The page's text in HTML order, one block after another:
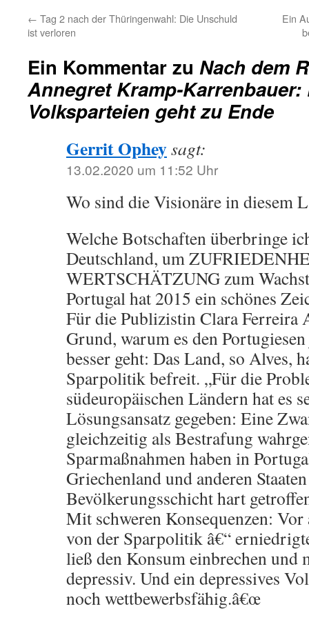
← Tag 2 nach der Thüringenwahl: Die Unschuld
ist verloren
Ein
Ein Kommentar zu Nach dem
Annegret Kramp-Karrenbauer:
Volksparteien geht zu Ende
Gerrit Opheysagt:
13.02.2020 um 11:52 Uhr
Wo sind die Visionäre in diesem
Welche Botschaften überbringe
Deutschland, um
WERTSCHÄTZUNG zum
Portugal hat 2015 ein schönes
Für die Publizistin Clara Ferreira
Grund, warum es den
besser geht: Das Land, so Alves,
Sparpolitik befreit. „Für die
südeuropäischen Ländern hat es
Lösungsansatz gegeben: Eine
gleichzeitig als Bestrafung
Sparmaßnahmen haben in
Griechenland und anderen
Bevölkerungsschicht hart
Mit schweren Konsequenzen: Vor
von der Sparpolitik â€“
ließ den Konsum einbrechen und
depressiv. Und ein depressives
noch wettbewerbsfähig.â€œ